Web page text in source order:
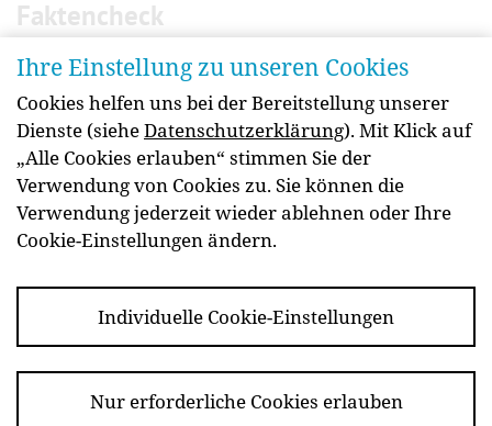
Faktencheck
Auf der Verpackung vieler Lebensmittel ist ein
Mindest­haltbarkeits­datum angegeben. Was
bedeutet das? Wo ist es zu finden? Und kann man
ein Produkt nach dem Ablauf noch genießen? Hier
finden Sie die Antworten auf häufige Fragen.
weiterlesen
Impressum
Barrierefreiheit Datenschutz
Essen Sie
Ihre Einstellung zu unseren Cookies
Cookies helfen uns bei der Bereitstellung unserer
Dienste (sieheDatenschutzerklärung). Mit Klick auf
„Alle Cookies erlauben“ stimmen Sie der
Verwendung von Cookies zu. Sie können die
Verwendung jederzeit wieder ablehnen oder Ihre
Cookie-Einstellungen ändern.
Individuelle Cookie-Einstellungen
Nur erforderliche Cookies erlauben